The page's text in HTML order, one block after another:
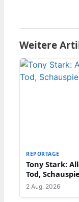
Weitere
REPORTAGE
Tony Stark:
Tod,
2 Aug. 2026